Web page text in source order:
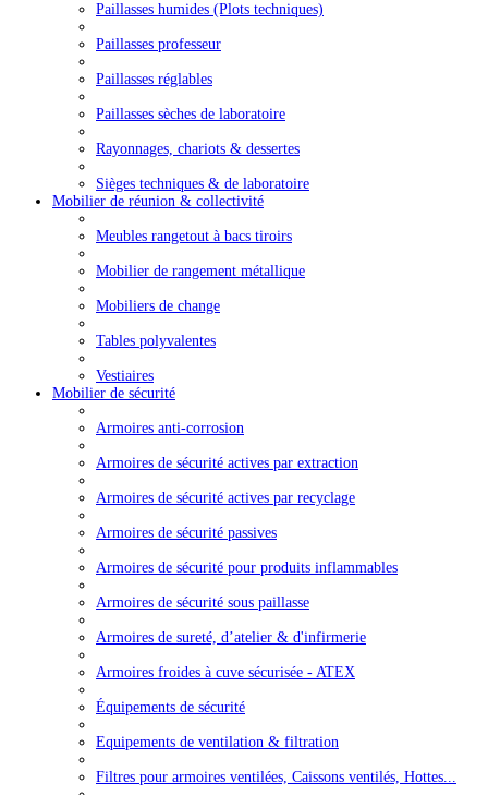
Paillasses humides (Plots techniques)
Paillasses professeur
Paillasses réglables
Paillasses sèches de laboratoire
Rayonnages, chariots & dessertes
Sièges techniques & de laboratoire
Mobilier de réunion & collectivité
Meubles rangetout à bacs tiroirs
Mobilier de rangement métallique
Mobiliers de change
Tables polyvalentes
Vestiaires
Mobilier de sécurité
Armoires anti-corrosion
Armoires de sécurité actives par extraction
Armoires de sécurité actives par recyclage
Armoires de sécurité passives
Armoires de sécurité pour produits inflammables
Armoires de sécurité sous paillasse
Armoires de sureté, d’atelier & d'infirmerie
Armoires froides à cuve sécurisée - ATEX
Équipements de sécurité
Equipements de ventilation & filtration
Filtres pour armoires ventilées, Caissons ventilés, Hottes...